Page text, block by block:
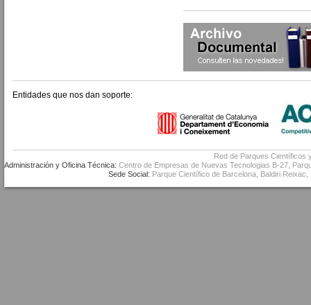
Entidades que nos dan soporte:
Red de Parques Científicos
Administración y Oficina Técnica: Centro de Empresas de Nuevas Tecnologias B-27,
Sede Social: Parque Científico de Barcelona, Baldiri